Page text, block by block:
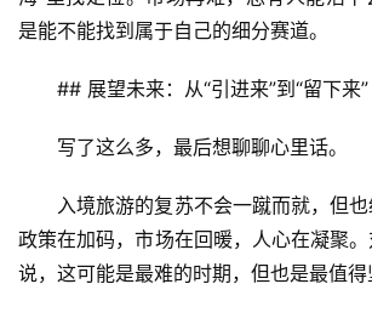
是能不能找到属于自己的细分赛道。
## 展望未来：从“引进来”到“留下来”
写了这么多，最后想聊聊心里话。
入境旅游的复苏不会一蹴而就，但也
政策在加码，市场在回暖，人心在凝聚
说，这可能是最难的时期，但也是最值得